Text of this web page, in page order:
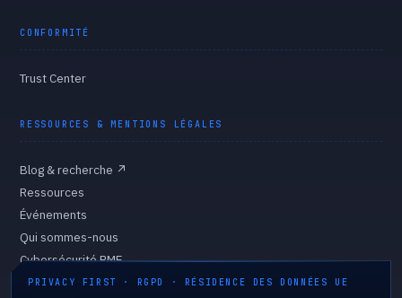
CONFORMITÉ
Trust Center
RESSOURCES & MENTIONS LÉGALES
Blog & recherche ↗
Ressources
Événements
Qui sommes-nous
Cybersécurité PME
Gouvernance
PRIVACY FIRST · RGPD · RÉSIDENCE DES DONNÉES UE